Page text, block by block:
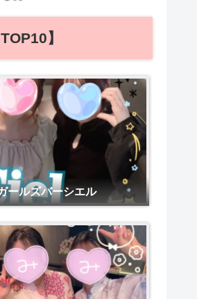
】
ールズバーシエル